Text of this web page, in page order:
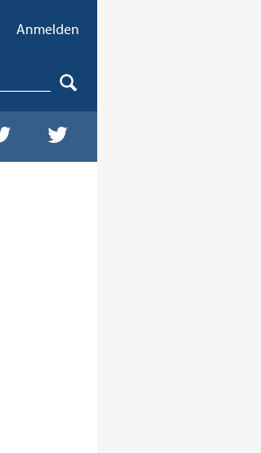
Anmelden